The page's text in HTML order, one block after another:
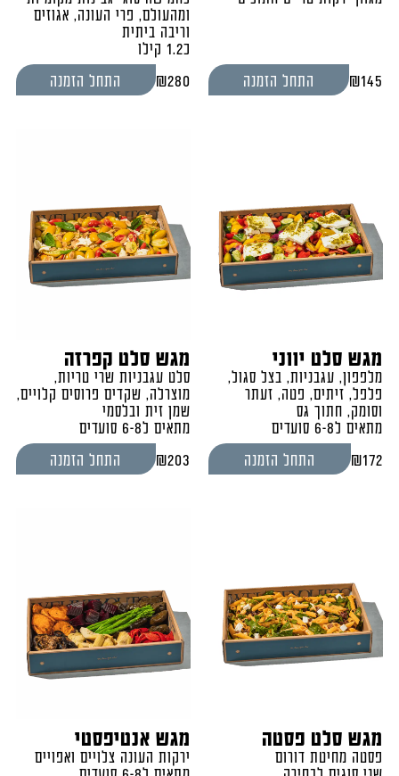
145
₪ התחל הזמנה
ומהעולם, פרי העונה, אגוזים
וריבה ביתית
כ1.2 קילו
280
₪ התחל הזמנה
מגש סלט יווני
מלפפון, עגבניות, בצל סגול,
פלפל, זיתים, פטה, זעתר
וסומק, חתוך גס
מתאים ל6-8 סועדים
172
₪ התחל הזמנה
מגש סלט קפרזה
סלט עגבניות שרי טריות,
מוצרלה, שקדים פרוסים קלויים,
שמן זית ובלסמי
מתאים ל6-8 סועדים
203
₪ התחל הזמנה
מגש סלט פסטה
פסטה מחיטת דורום
מגש אנטיפסטי
ירקות העונה צלויים ואפויים